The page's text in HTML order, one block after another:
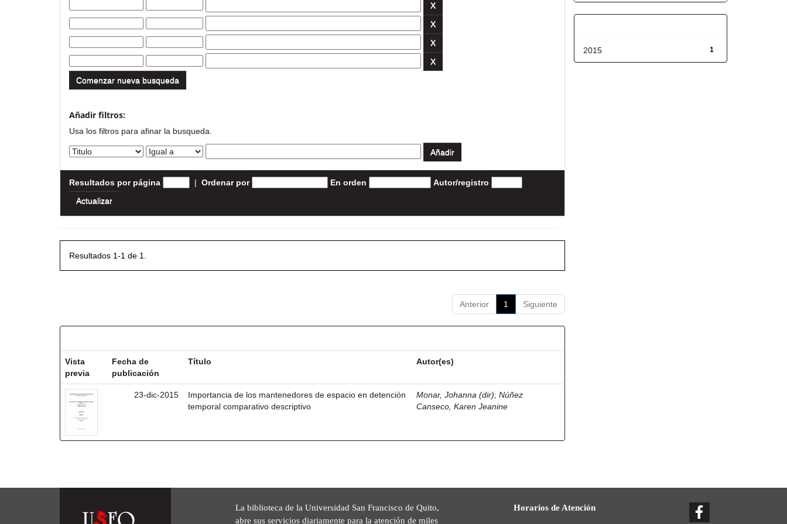
Comenzar nueva busqueda
Añadir filtros:
Usa los filtros para afinar la busqueda.
Resultados por página | Ordenar por En orden Autor/registro
Resultados 1-1 de 1.
Anterior 1 Siguiente
Vista
previa
Fecha de
publicación
Título Autor(es)
23-dic-2015
Importancia de los mantenedores de espacio en detención
temporal comparativo descriptivo
Monar, Johanna (dir);Núñez
Canseco, Karen Jeanine
1
2015
La biblioteca de la Universidad San Francisco de Quito,
abre sus servicios diariamente para la atención de miles
Horarios de Atención